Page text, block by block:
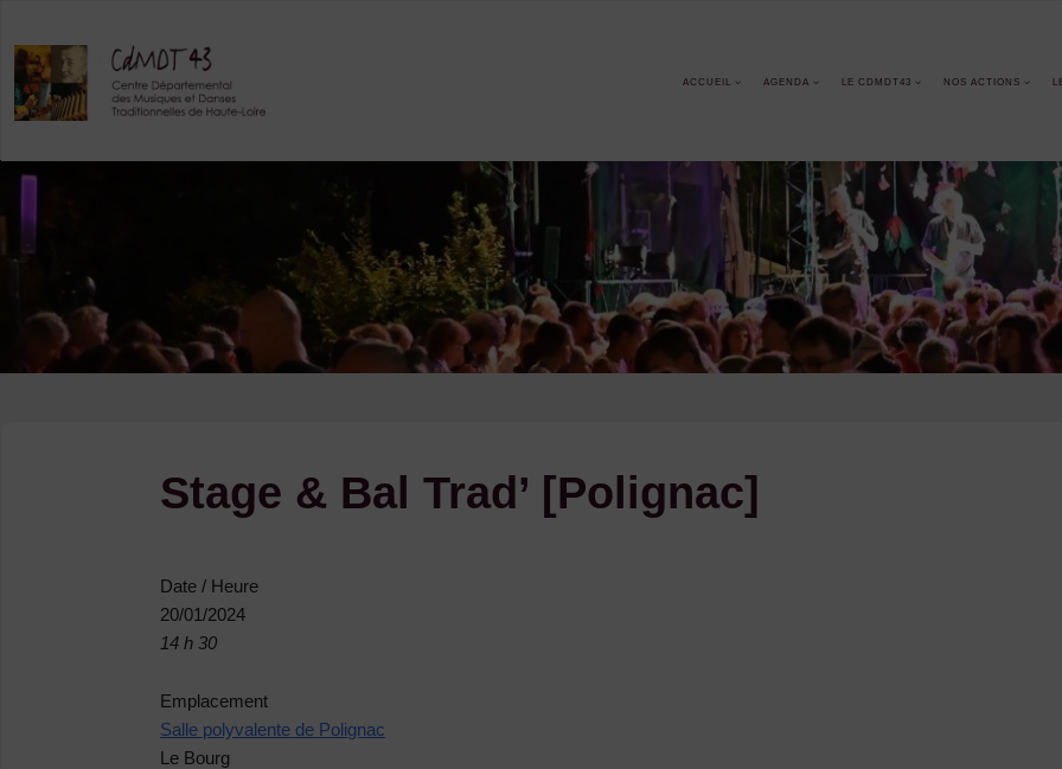
content
ACCUEIL AGENDA LE CDMDT43 NOS ACTIONS
Stage & Bal Trad’ [Polignac]
Date / Heure
20/01/2024
14 h 30
Emplacement
Salle polyvalente de Polignac
Le Bourg